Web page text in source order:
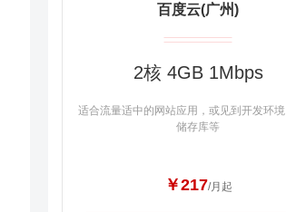
百度云(广州)
2核 4GB 1Mbps
适合流量适中的网站应用，或见到开发环
储存库等
￥217/月起